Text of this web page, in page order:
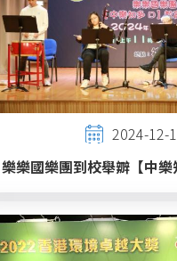
2024-12-
樂樂國樂團到校舉辧【中